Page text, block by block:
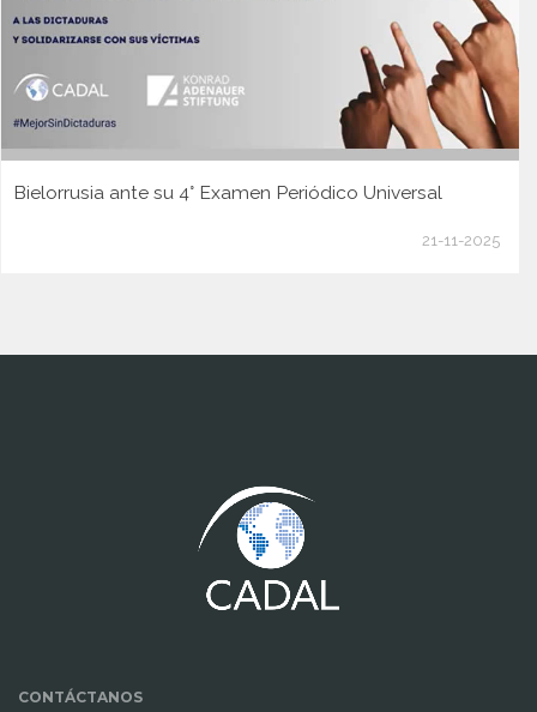
Bielorrusia ante su 4° Examen Periódico Universal
21-11-2025
CONTÁCTANOS